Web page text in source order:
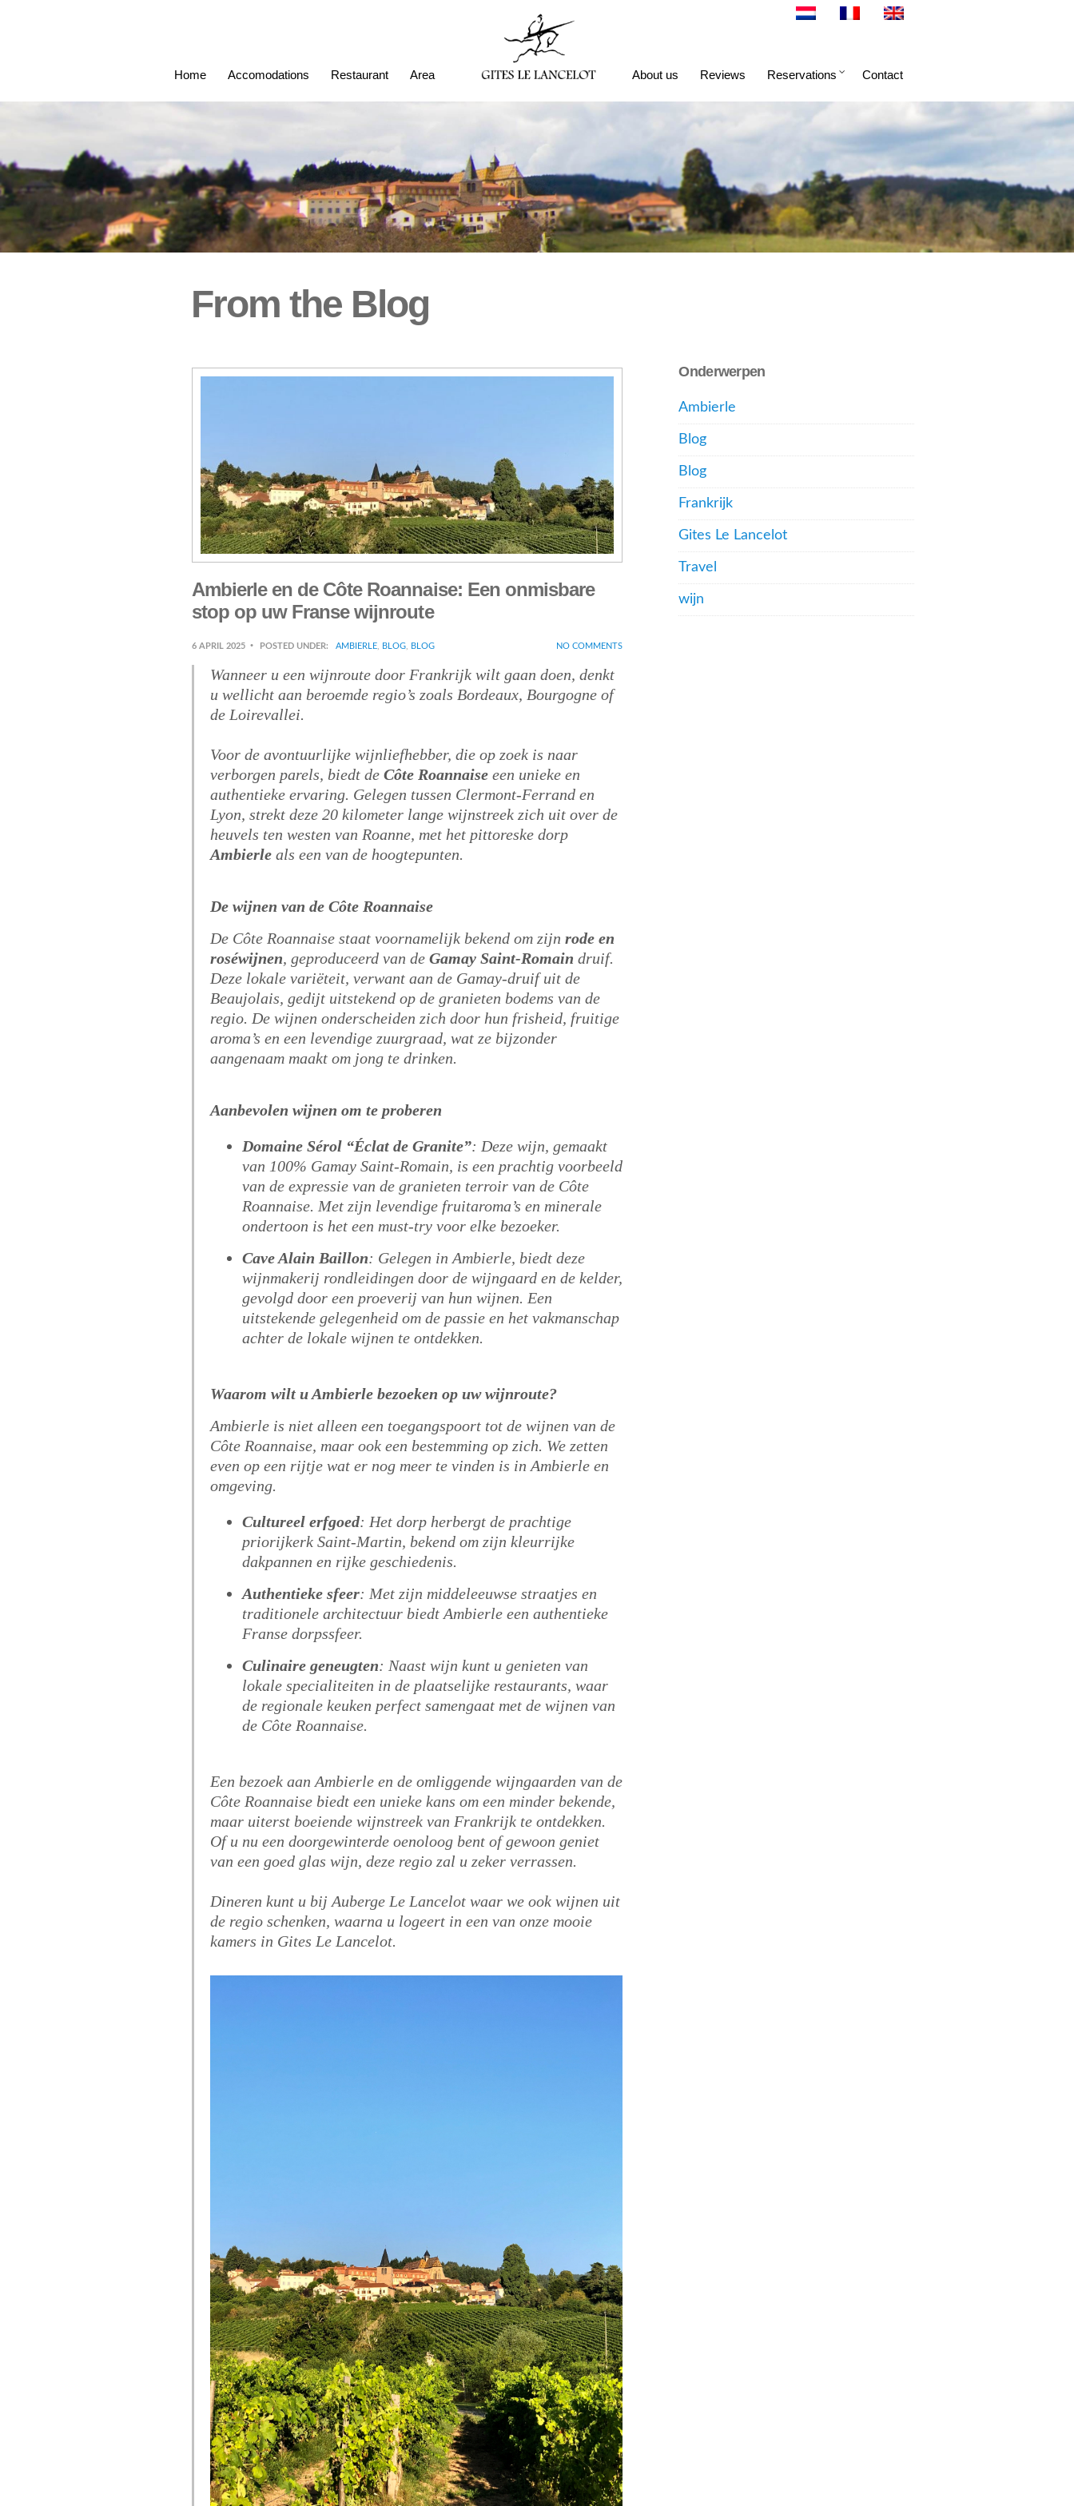
Home Accomodations Restaurant Area About us Reviews Reservations Contact
From the Blog
Ambierle en de Côte Roannaise: Een onmisbare
stop op uw Franse wijnroute
6 APRIL 2025 POSTED UNDER: AMBIERLE, BLOG, BLOG NO COMMENTS
Wanneer u een wijnroute door Frankrijk wilt gaan doen, denkt
u wellicht aan beroemde regio’s zoals Bordeaux, Bourgogne of
de Loirevallei.
Voor de avontuurlijke wijnliefhebber, die op zoek is naar
verborgen parels, biedt de Côte Roannaiseeen unieke en
authentieke ervaring. Gelegen tussen Clermont-Ferrand en
Lyon, strekt deze 20 kilometer lange wijnstreek zich uit over de
heuvels ten westen van Roanne, met het pittoreske dorp
Ambierleals een van de hoogtepunten.
De wijnen van de Côte Roannaise
De Côte Roannaise staat voornamelijk bekend om zijn rode en
roséwijnen, geproduceerd van de Gamay Saint-Romain druif.
Deze lokale variëteit, verwant aan de Gamay-druif uit de
Beaujolais, gedijt uitstekend op de granieten bodems van de
regio. De wijnen onderscheiden zich door hun frisheid, fruitige
aroma’s en een levendige zuurgraad, wat ze bijzonder
aangenaam maakt om jong te drinken.
Aanbevolen wijnen om te proberen
Domaine Sérol “Éclat de Granite”: Deze wijn, gemaakt
van 100% Gamay Saint-Romain, is een prachtig voorbeeld
van de expressie van de granieten terroir van de Côte
Roannaise. Met zijn levendige fruitaroma’s en minerale
ondertoon is het een must-try voor elke bezoeker.
Cave Alain Baillon: Gelegen in Ambierle, biedt deze
wijnmakerij rondleidingen door de wijngaard en de kelder,
gevolgd door een proeverij van hun wijnen. Een
uitstekende gelegenheid om de passie en het vakmanschap
achter de lokale wijnen te ontdekken.
Waarom wilt u Ambierle bezoeken op uw wijnroute?
Ambierle is niet alleen een toegangspoort tot de wijnen van de
Côte Roannaise, maar ook een bestemming op zich. We zetten
even op een rijtje wat er nog meer te vinden is in Ambierle en
omgeving.
Cultureel erfgoed: Het dorp herbergt de prachtige
priorijkerk Saint-Martin, bekend om zijn kleurrijke
dakpannen en rijke geschiedenis.
Authentieke sfeer: Met zijn middeleeuwse straatjes en
traditionele architectuur biedt Ambierle een authentieke
Franse dorpssfeer.
Culinaire geneugten: Naast wijn kunt u genieten van
lokale specialiteiten in de plaatselijke restaurants, waar
de regionale keuken perfect samengaat met de wijnen van
de Côte Roannaise.
Een bezoek aan Ambierle en de omliggende wijngaarden van de
Côte Roannaise biedt een unieke kans om een minder bekende,
maar uiterst boeiende wijnstreek van Frankrijk te ontdekken.
Of u nu een doorgewinterde oenoloog bent of gewoon geniet
van een goed glas wijn, deze regio zal u zeker verrassen.
Dineren kunt u bij Auberge Le Lancelot waar we ook wijnen uit
de regio schenken, waarna u logeert in een van onze mooie
kamers in Gites Le Lancelot.
Onderwerpen
Ambierle
Blog
Blog
Frankrijk
Gites Le Lancelot
Travel
wijn